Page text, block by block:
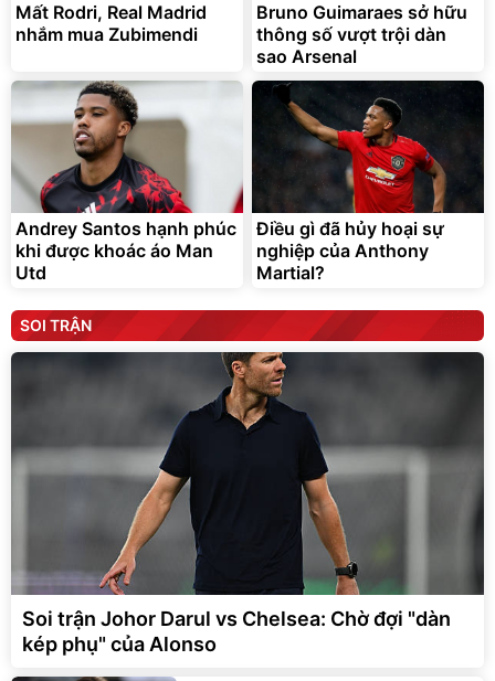
Mất Rodri, Real Madrid
nhắm mua Zubimendi
Bruno Guimaraes sở hữu
thông số vượt trội dàn
sao Arsenal
Andrey Santos hạnh phúc
khi được khoác áo Man
Utd
Điều gì đã hủy hoại sự
nghiệp của Anthony
Martial?
SOI TRẬN
Soi trận Johor Darul vs Chelsea: Chờ đợi "dàn
kép phụ" của Alonso